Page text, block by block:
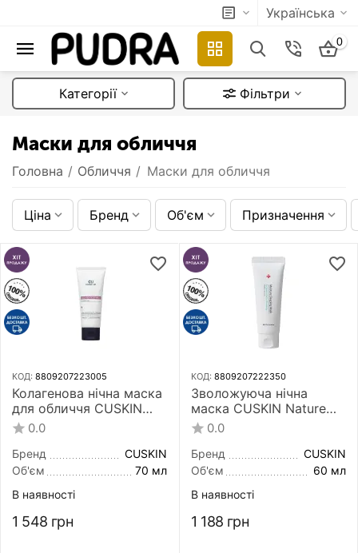
Українська
0
Категорії Фільтри
Маски для обличчя
Головна / Обличчя / Маски для обличчя
Ціна Бренд Об'єм Призначення
КОД: 8809207223005
Колагенова нічна маска
для обличчя CUSKIN
Сlean-Up Collagen Sleep
Mask 70 г
0.0
Бренд
CUSKIN
Об'єм
70 мл
В наявності
1 548 грн
КОД: 8809207222350
Зволожуюча нічна
маска CUSKIN Nature
Moisture Sleeping Mask
60 мл
0.0
Бренд
CUSKIN
Об'єм
60 мл
В наявності
1 188 грн